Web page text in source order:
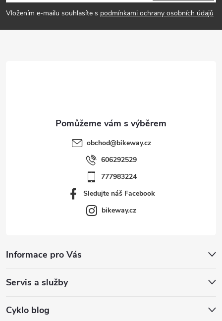
p
a
Vložením e-mailu souhlasíte s podmínkami ochrany osobních údajů
obchod@bikeway.cz
606292529
777983224
Sledujte náš Facebook
bikeway.cz
Informace pro Vás
Servis a služby
Cyklo blog